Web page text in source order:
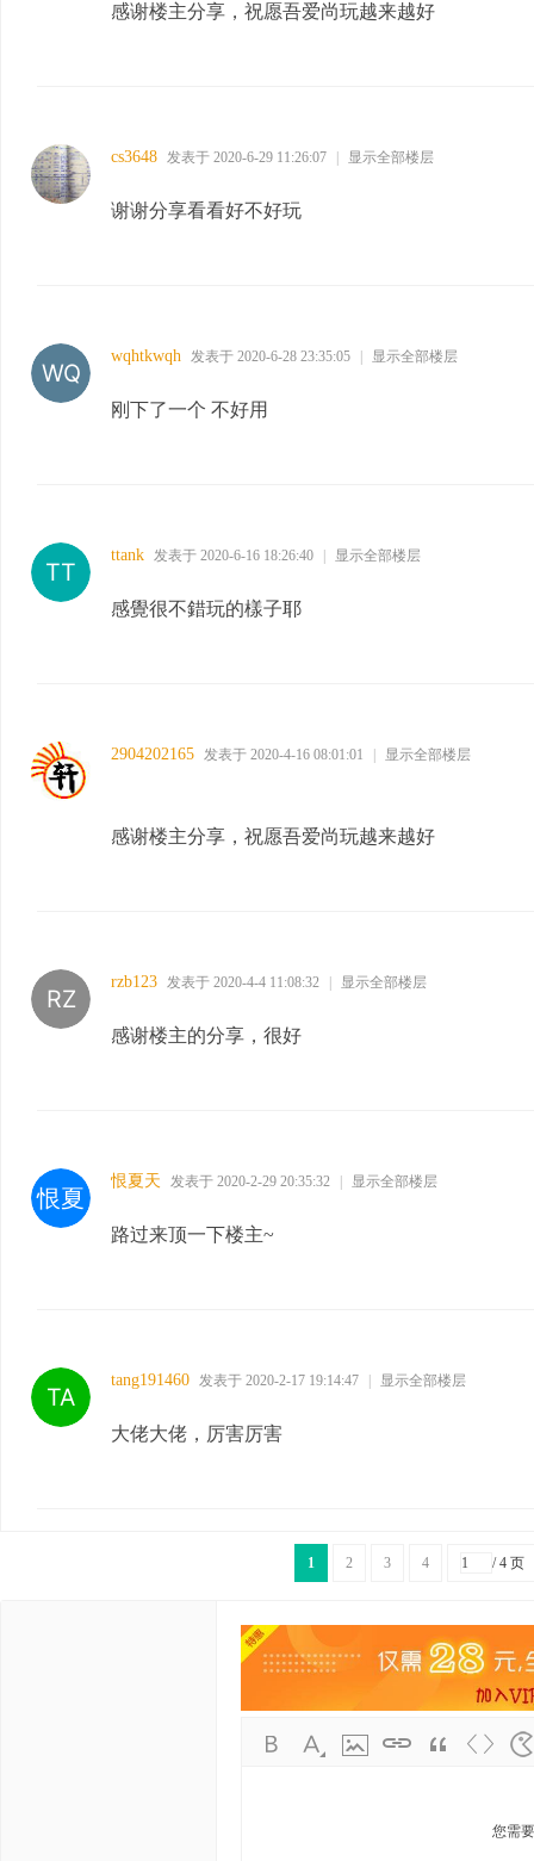
感谢楼主分享，祝愿吾爱尚玩越来越好
cs3648 发表于 2020-6-29 11:26:07 显示全部楼层
谢谢分享看看好不好玩
wqhtkwqh 发表于 2020-6-28 23:35:05 显示全部楼层
刚下了一个 不好用
ttank 发表于 2020-6-16 18:26:40 显示全部楼层
感覺很不錯玩的樣子耶
2904202165 发表于 2020-4-16 08:01:01 显示全部楼层
感谢楼主分享，祝愿吾爱尚玩越来越好
rzb123 发表于 2020-4-4 11:08:32 显示全部楼层
感谢楼主的分享，很好
恨夏天 发表于 2020-2-29 20:35:32 显示全部楼层
路过来顶一下楼主~
tang191460 发表于 2020-2-17 19:14:47 显示全部楼层
大佬大佬，厉害厉害
1 2 3 4 / 4 页
您需